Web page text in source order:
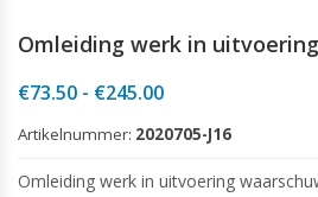
Omleiding werk in uitvoering
€73.50 - €245.00Prijsklasse:
tot
Artikelnummer: 2020705-J16
Omleiding werk in uitvoering